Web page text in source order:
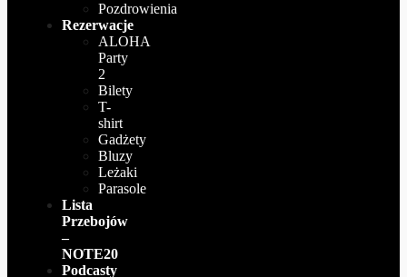
Pozdrowienia
Rezerwacje
ALOHA
Party
2
Bilety
T-
shirt
Gadżety
Bluzy
Leżaki
Parasole
Lista
Przebojów
–
NOTE20
Podcasty